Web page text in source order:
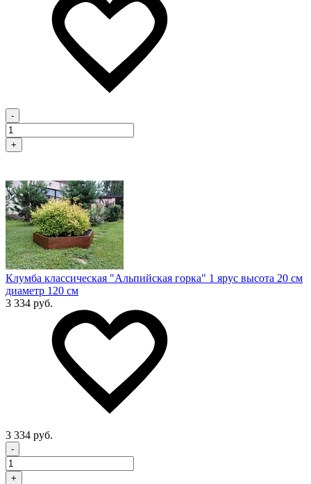
-
+
Клумба классическая "Альпийская горка" 1 ярус высота 20 см
диаметр 120 см
3 334 руб.
3 334 руб.
-
+